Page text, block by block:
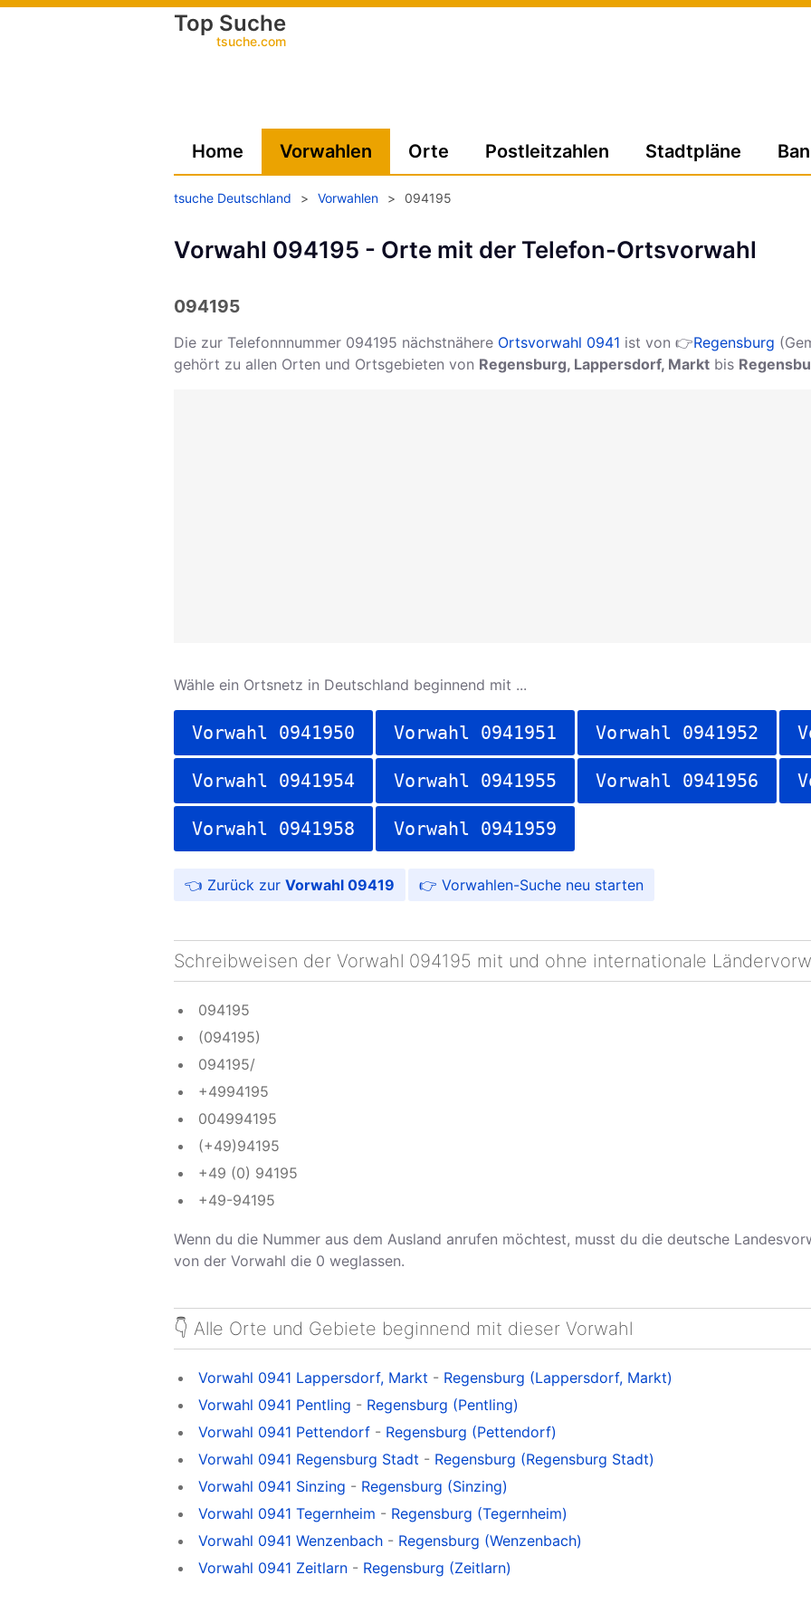
Top Suche
tsuche.com
Home Vorwahlen Orte Postleitzahlen Stadtpläne
tsuche Deutschland > Vorwahlen > 094195
Vorwahl 094195 - Orte mit der Telefon-Ortsvorwahl
094195
Die zur Telefonnnummer 094195 nächstnähere Ortsvorwahl 0941 ist von 👉Regensburg
gehört zu allen Orten und Ortsgebieten von Regensburg, Lappersdorf, Markt bis
Wähle ein Ortsnetz in Deutschland beginnend mit ...
Vorwahl 0941950 Vorwahl 0941951 Vorwahl 0941952
Vorwahl 0941954 Vorwahl 0941955 Vorwahl 0941956
Vorwahl 0941958 Vorwahl 0941959
Vorwahl 09419 Vorwahlen-Suche
Schreibweisen der Vorwahl 094195 mit und ohne internationale
094195
(094195)
094195/
+4994195
004994195
(+49)94195
+49 (0) 94195
+49-94195
Wenn du die Nummer aus dem Ausland anrufen möchtest, musst du die deutsche
von der Vorwahl die 0 weglassen.
👇 Alle Orte und Gebiete beginnend mit dieser Vorwahl
Vorwahl 0941 Lappersdorf, Markt - Regensburg (Lappersdorf, Markt)
Vorwahl 0941 Pentling - Regensburg (Pentling)
Vorwahl 0941 Pettendorf - Regensburg (Pettendorf)
Vorwahl 0941 Regensburg Stadt - Regensburg (Regensburg Stadt)
Vorwahl 0941 Sinzing - Regensburg (Sinzing)
Vorwahl 0941 Tegernheim - Regensburg (Tegernheim)
Vorwahl 0941 Wenzenbach - Regensburg (Wenzenbach)
Vorwahl 0941 Zeitlarn - Regensburg (Zeitlarn)